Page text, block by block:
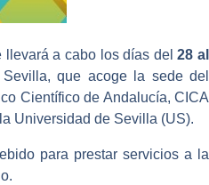
llevará a cabo los días del28 al
que acoge la sede del
Científico de Andalucía, CICA
Universidad de Sevilla (US).
para prestar servicios a la